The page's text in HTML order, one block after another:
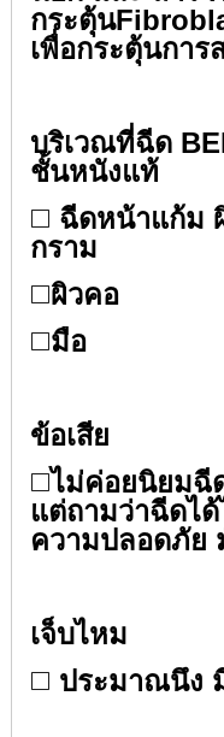
กระตุ้น
เพื่อกระตุ้นการ
บริเวณที่ฉีด
ชั้นหนังแท้ ⁣⁣
◻️ ฉีดหน้าแก้ม
กราม⁣⁣
◻️ผิวคอ⁣⁣
◻️มือ⁣⁣
ข้อเสีย⁣⁣
◻️ไม่ค่อยนิยมฉี
แต่ถามว่าฉีดไ
ความปลอดภัย
เจ็บไหม ⁣⁣
◻️ ประมาณนึง